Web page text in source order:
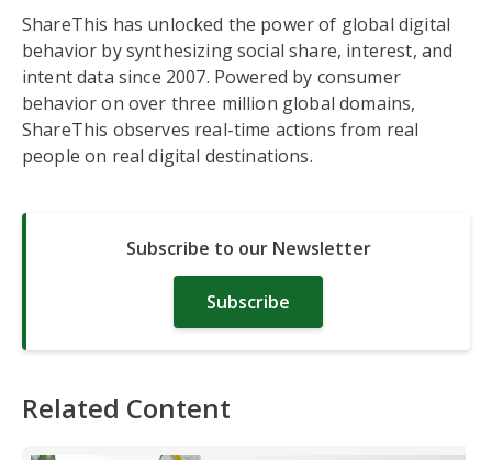
ShareThis has unlocked the power of global digital
behavior by synthesizing social share, interest, and
intent data since 2007. Powered by consumer
behavior on over three million global domains,
ShareThis observes real-time actions from real
people on real digital destinations.
Subscribe to our Newsletter
Subscribe
Related Content